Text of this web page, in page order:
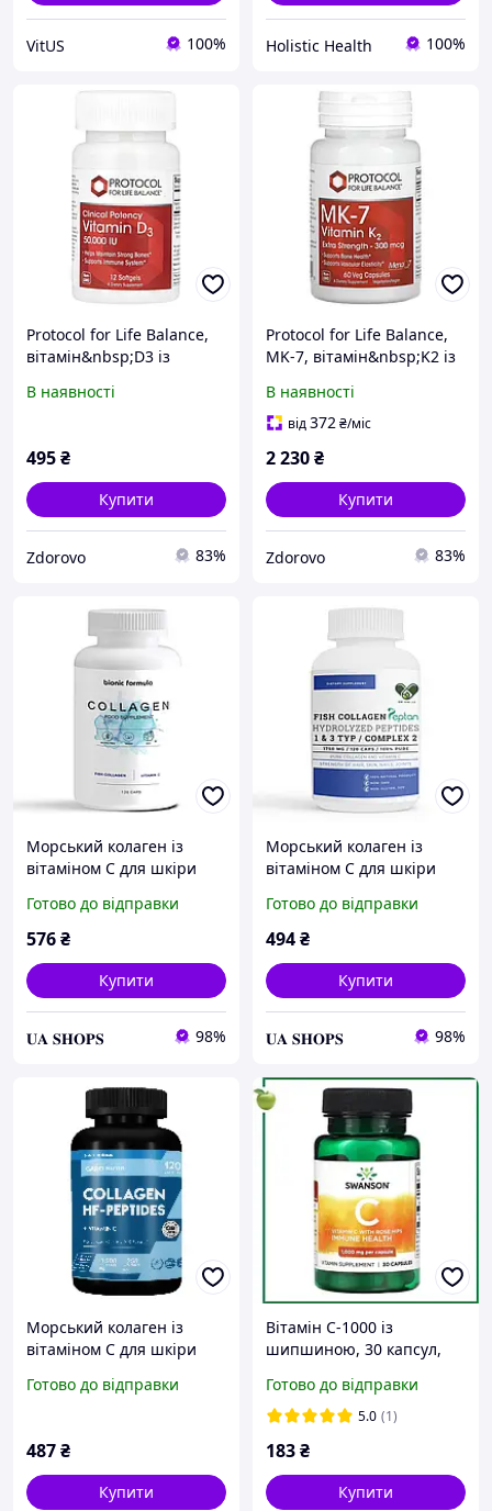
VitUS 100% Holistic Health 100%
Protocol for Life Balance,
вітамін&nbsp;D3 із
50&nbsp;000&nbsp;МО,
В наявності
495₴
Купити
Zdorovo 83%
Protocol for Life Balance,
MK-7, вітамін&nbsp;K2 із
300&nbsp;мкг,
60&nbsp;веганських
В наявності
від372₴/міс
2 230₴
Купити
Zdorovo 83%
Морський колаген із
вітаміном С для шкіри
bionic formula
Готово до відправки
576₴
Купити
𝐔𝐀 𝐒𝐇𝐎𝐏𝐒 98%
Морський колаген із
вітаміном С для шкіри
envie lab
Готово до відправки
494₴
Купити
𝐔𝐀 𝐒𝐇𝐎𝐏𝐒 98%
Морський колаген із
вітаміном С для шкіри
Garo Nutrition
Готово до відправки
487₴
Купити
Вітамін С-1000 із
шипшиною, 30 капсул,
Готово до відправки
5.0 (1)
183₴
Купити